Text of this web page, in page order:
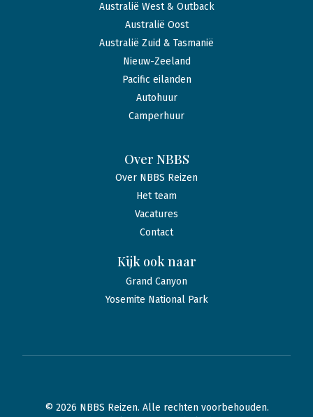
Australië West & Outback
Australië Oost
Australië Zuid & Tasmanië
Nieuw-Zeeland
Pacific eilanden
Autohuur
Camperhuur
Over NBBS
Over NBBS Reizen
Het team
Vacatures
Contact
Kijk ook naar
Grand Canyon
Yosemite National Park
© 2026 NBBS Reizen. Alle rechten voorbehouden.